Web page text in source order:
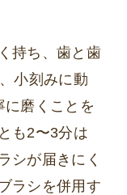
持ち、歯と歯
小刻みに動
磨くことを
も2〜3分は
シが届きにく
ラシを併用す